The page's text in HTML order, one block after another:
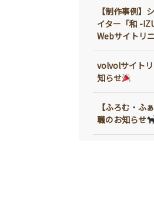
【制作事例】
イター「和 -
Webサイトリ
volvolサイト
知らせ
【ふろむ・ふ
職のお知らせ